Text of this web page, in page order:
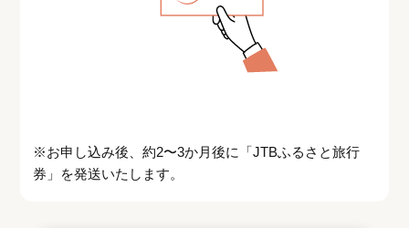
※お申し込み後、約2〜3か月後に「JTBふるさと旅行
券」を発送いたします。